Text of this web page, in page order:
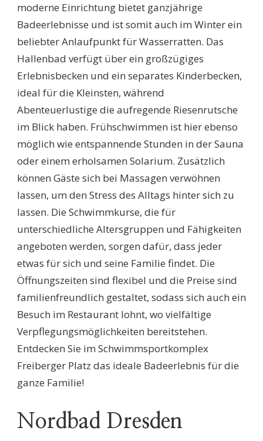
moderne Einrichtung bietet ganzjährige
Badeerlebnisse und ist somit auch im Winter ein
beliebter Anlaufpunkt für Wasserratten. Das
Hallenbad verfügt über ein großzügiges
Erlebnisbecken und ein separates Kinderbecken,
ideal für die Kleinsten, während
Abenteuerlustige die aufregende Riesenrutsche
im Blick haben. Frühschwimmen ist hier ebenso
möglich wie entspannende Stunden in der Sauna
oder einem erholsamen Solarium. Zusätzlich
können Gäste sich bei Massagen verwöhnen
lassen, um den Stress des Alltags hinter sich zu
lassen. Die Schwimmkurse, die für
unterschiedliche Altersgruppen und Fähigkeiten
angeboten werden, sorgen dafür, dass jeder
etwas für sich und seine Familie findet. Die
Öffnungszeiten sind flexibel und die Preise sind
familienfreundlich gestaltet, sodass sich auch ein
Besuch im Restaurant lohnt, wo vielfältige
Verpflegungsmöglichkeiten bereitstehen.
Entdecken Sie im Schwimmsportkomplex
Freiberger Platz das ideale Badeerlebnis für die
ganze Familie!
Nordbad Dresden